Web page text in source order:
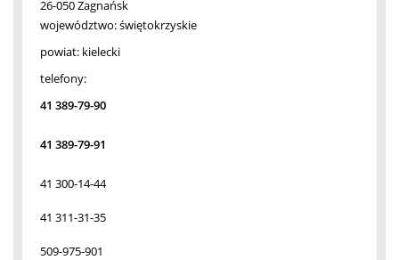
26-050 Zagnańsk
województwo:świętokrzyskie
powiat: kielecki
telefony:
41 389-79-90
41 389-79-91
41 300-14-44
41 311-31-35
509-975-901